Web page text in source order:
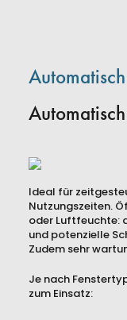
Ideal für
Nutzungszeiten.
oder Luftfeuchte:
und potenzielle
Zudem sehr
Je nach
zum Einsatz: